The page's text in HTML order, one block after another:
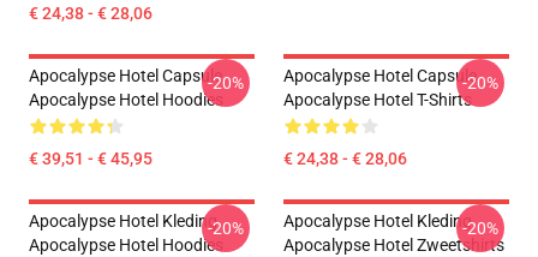
€ 24,38 - € 28,06
Apocalypse Hotel Capsule
Apocalypse Hotel Hoodies
€ 39,51 - € 45,95
-20%
Apocalypse Hotel Capsule
Apocalypse Hotel T-Shirts
€ 24,38 - € 28,06
-20%
Apocalypse Hotel Kleding
Apocalypse Hotel Hoodies
-20%
Apocalypse Hotel Kleding
Apocalypse Hotel Zweetshirts
-20%